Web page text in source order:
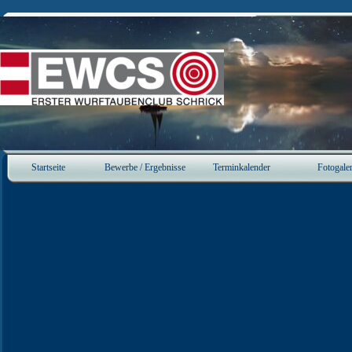
Startseite Bewerbe / Ergebnisse ▼
Terminkalender ▼